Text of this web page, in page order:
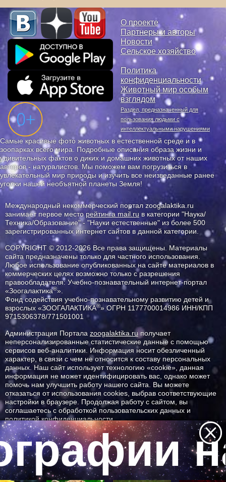
О проекте
Партнеры и авторы
Новости
Сельское хозяйство
Политика
конфиденциальности
Животный мир особым
взглядом
Раздел, предназначенный для
пользования людьми с
интеллектуальными нарушениями
Самые красивые фото животных в естественной среде и в
зоопарках всего мира. Подробные описания образа жизни и
удивительных фактов о диких и домашних животных от наших
авторов - натуралистов. Мы поможем вам погрузиться в
увлекательный мир природы и изучить все неизведанные ранее
уголки нашей необъятной планеты Земля!
Международный некоммерческий портал zoogalaktika.ru
занимает первое месторейтинга mail.ru в категории "Наука/
Техника/Образование" - "Науки естественные" из более 500
зарегистрированных интернет сайтов в данной категории.
COPYRIGHT © 2012-2026 Все права защищены. Материалы
сайта предназначены только для частного использования.
Любое использование опубликованных на сайте материалов в
коммерческих целях возможно только с разрешения
правообладателя: Учебно-познавательный интернет-портал
«Зоогалактика®».
Фонд содействия учебно-познавательному развитию детей и
взрослых «ЗООГАЛАКТИКА®» ОГРН 1177700014986 ИНН/КПП
9715306378/771501001
Администрация Портала zoogalaktika.ruполучает
неперсонализированные статистические данные с помощью
сервисов веб-аналитики. Информация носит обезличенный
характер, в связи с чем не относится к составу персональных
данных. Наш сайт использует технологию «cookie», данная
информация не может идентифицировать вас, однако может
помочь нам улучшить работу нашего сайта. Вы можете
отказаться от использования cookies, выбрав соответствующие
настройки в браузере. Продолжая работу с сайтом, вы
соглашаетесь с обработкой пользовательских данных и
политикой конфиденциальности.
ID ресурса: 11558